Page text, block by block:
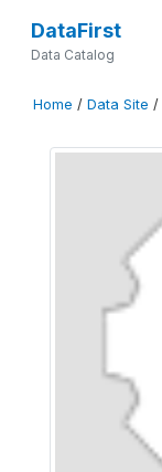
DataFirst
Data Catalog
Home / Data Site /